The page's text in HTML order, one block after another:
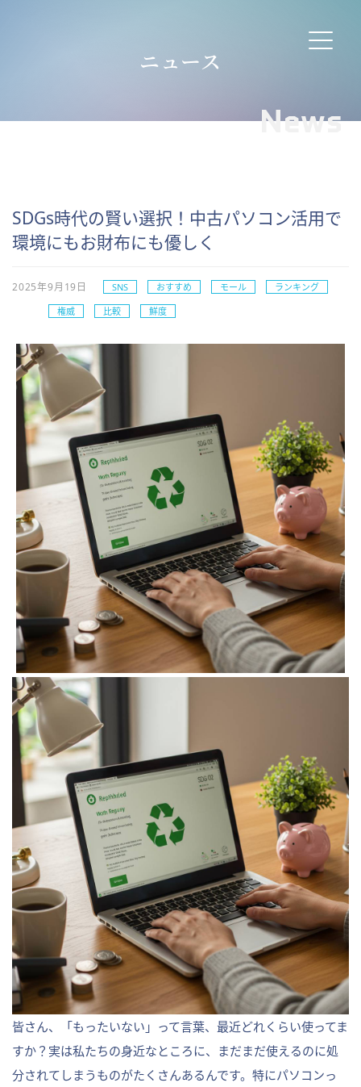
ニュース
News
SDGs時代の賢い選択！中古パソコン活用で
環境にもお財布にも優しく
2025年9月19日 SNS おすすめ モール
ランキング
権威
比較 鮮度
皆さん、「もったいない」って言葉、最近どれくらい使ってま
すか？実は私たちの身近なところに、まだまだ使えるのに処
分されてしまうものがたくさんあるんです。特にパソコンっ